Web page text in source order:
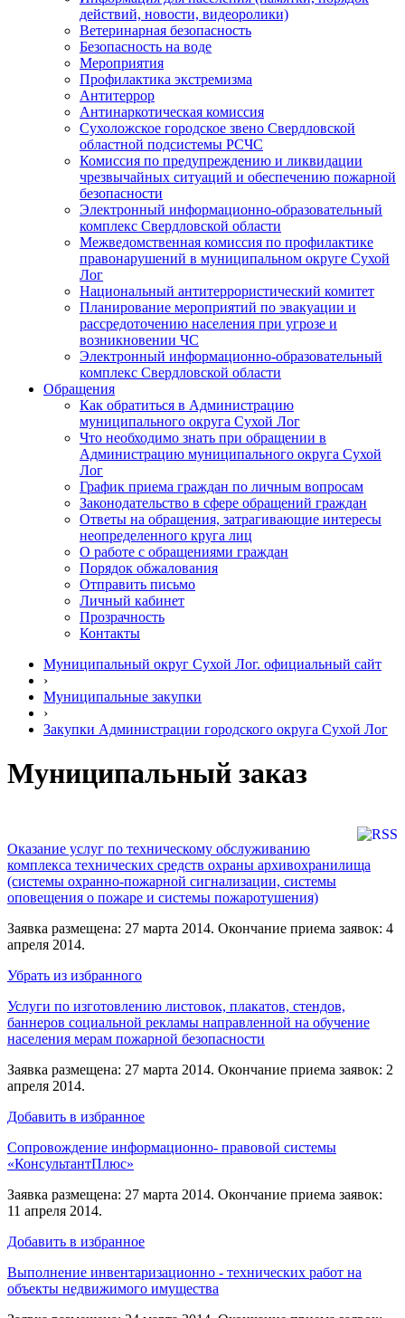
действий, новости, видеоролики)
Ветеринарная безопасность
Безопасность на воде
Мероприятия
Профилактика экстремизма
Антитеррор
Антинаркотическая комиссия
Сухоложское городское звено Свердловской
областной подсистемы РСЧС
Комиссия по предупреждению и ликвидации
чрезвычайных ситуаций и обеспечению пожарной
безопасности
Электронный информационно-образовательный
комплекс Cвердловской области
Межведомственная комиссия по профилактике
правонарушений в муниципальном округе Сухой
Лог
Национальный антитеррористический комитет
Планирование мероприятий по эвакуации и
рассредоточению населения при угрозе и
возникновении ЧС
Электронный информационно-образовательный
комплекс Свердловской области
Обращения
Как обратиться в Администрацию
муниципального округа Сухой Лог
Что необходимо знать при обращении в
Администрацию муниципального округа Сухой
Лог
График приема граждан по личным вопросам
Законодательство в сфере обращений граждан
Ответы на обращения, затрагивающие интересы
неопределенного круга лиц
О работе с обращениями граждан
Порядок обжалования
Отправить письмо
Личный кабинет
Прозрачность
Контакты
Муниципальный округ Сухой Лог. официальный сайт
›
Муниципальные закупки
›
Закупки Администрации городского округа Сухой Лог
Муниципальный заказ
Оказание услуг по техническому обслуживанию
комплекса технических средств охраны архивохранилища
(системы охранно-пожарной сигнализации, системы
оповещения о пожаре и системы пожаротушения)
Заявка размещена: 27 марта 2014. Окончание приема заявок: 4
апреля 2014.
Убрать из избранного
Услуги по изготовлению листовок, плакатов, стендов,
баннеров социальной рекламы направленной на обучение
населения мерам пожарной безопасности
Заявка размещена: 27 марта 2014. Окончание приема заявок: 2
апреля 2014.
Добавить в избранное
Сопровождение информационно- правовой системы
«КонсультантПлюс»
Заявка размещена: 27 марта 2014. Окончание приема заявок:
11 апреля 2014.
Добавить в избранное
Выполнение инвентаризационно - технических работ на
объекты недвижимого имущества